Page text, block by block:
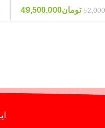
تومان49,500,000